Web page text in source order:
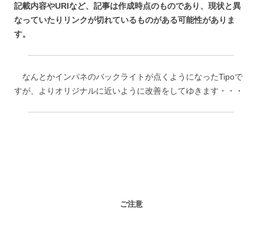
記載内容やURIなど、記事は作成時点のものであり、現状と異
なっていたりリンクが切れているものがある可能性がありま
す。
なんとかインパネのバックライトが点くようになったTipoで
すが、よりオリジナルに近いように改善をしてゆきます・・・
ご注意